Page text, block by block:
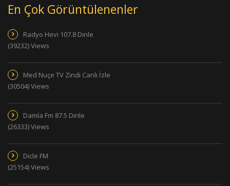
En Çok Görüntülenenler
Radyo Hevi 107.8 Dinle
(39232) Views
Med Nuçe TV Zindi Canlı İzle
(30504) Views
Damla Fm 87.5 Dinle
(26333) Views
Dicle FM
(25154) Views